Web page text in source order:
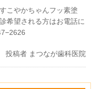
こやかちゃんフッ素塗
希望される方はお電話に
投稿者 まつなが歯科医院